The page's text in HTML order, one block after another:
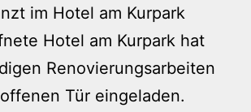
im Hotel am Kurpark
Hotel am Kurpark hat
Renovierungsarbeiten
Tür eingeladen.